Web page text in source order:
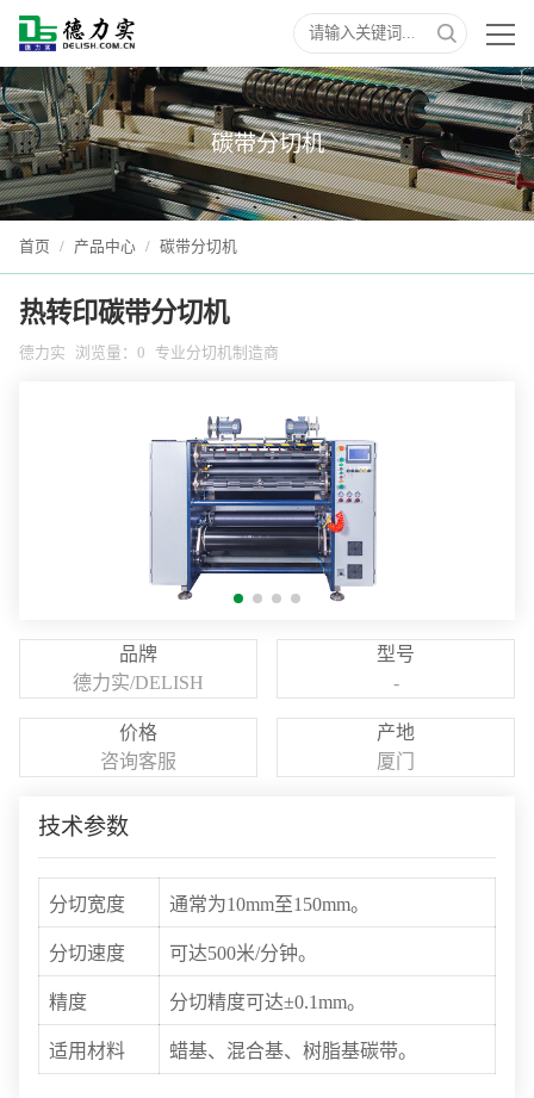
碳带分切机
首页 / 产品中心 / 碳带分切机
热转印碳带分切机
德力实 浏览量： 0 专业分切机制造商
品牌
德力实/DELISH
型号
-
价格
咨询客服
产地
厦门
技术参数
分切宽度 通常为10mm至150mm。
分切速度 可达500米/分钟。
精度 分切精度可达±0.1mm。
适用材料 蜡基、混合基、树脂基碳带。